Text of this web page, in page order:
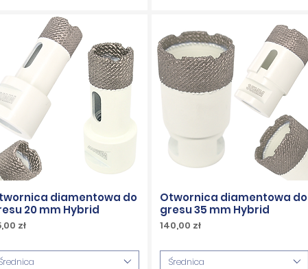
diamentowa do
20 mm Hybrid
zł
Otwornica diamentowa do
gresu 35 mm Hybrid
Cena
140,00 zł
Średnica